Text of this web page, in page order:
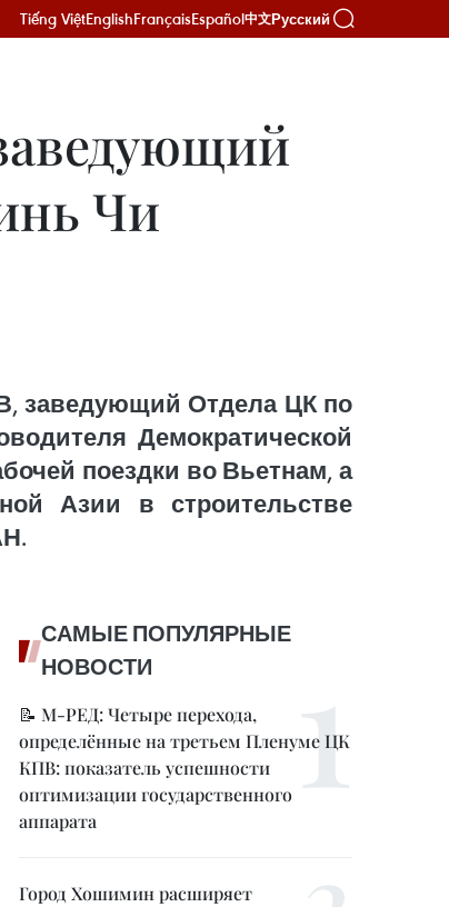
Tiếng ViệtEnglishFrançaisEspañol中文Русский
Чи
заведующий Отдела ЦК по
Демократической
поездки во Вьетнам, а
Азии в строительстве
САМЫЕ ПОПУЛЯРНЫЕ
НОВОСТИ
📝 М-РЕД: Четыре перехода,
определённые на третьем Пленуме ЦК
КПВ: показатель успешности
оптимизации государственного
аппарата
Город Хошимин расширяет